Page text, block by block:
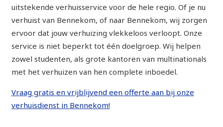
uitstekende verhuisservice voor de hele regio. Of je nu
verhuist van Bennekom, of naar Bennekom, wij zorgen
ervoor dat jouw verhuizing vlekkeloos verloopt. Onze
service is niet beperkt tot één doelgroep. Wij helpen
zowel studenten, als grote kantoren van multinationals
met het verhuizen van hen complete inboedel.
Vraag gratis en vrijblijvend een offerte aan bij onze
verhuisdienst in Bennekom!